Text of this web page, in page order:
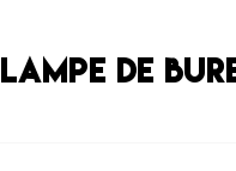
Lampe de